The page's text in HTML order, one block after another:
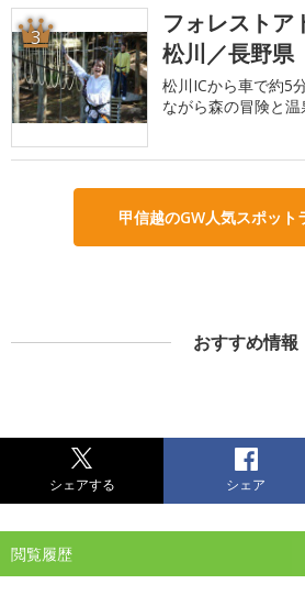
3
フォレストア
松川／長野県
松川ICから車で約5
ながら森の冒険と
甲信越のGW人気スポット
おすすめ情報
シェアする シェア
閲覧履歴